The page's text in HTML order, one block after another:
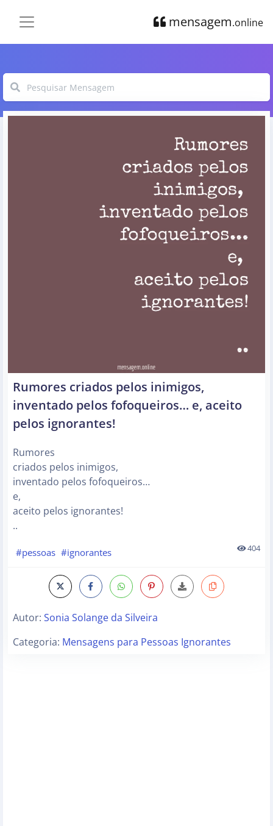
mensagem.online
Rumores criados pelos inimigos,
inventado pelos fofoqueiros… e, aceito
pelos ignorantes!
Rumores
criados pelos inimigos,
inventado pelos fofoqueiros…
e,
aceito pelos ignorantes!
..
#pessoas #ignorantes 404
Autor: Sonia Solange da Silveira
Categoria: Mensagens para Pessoas Ignorantes